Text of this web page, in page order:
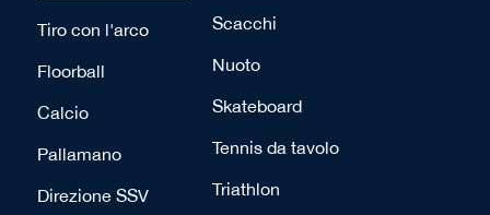
Tiro con l'arco
Floorball
Calcio
Pallamano
Direzione SSV
Scacchi
Nuoto
Skateboard
Tennis da tavolo
Triathlon